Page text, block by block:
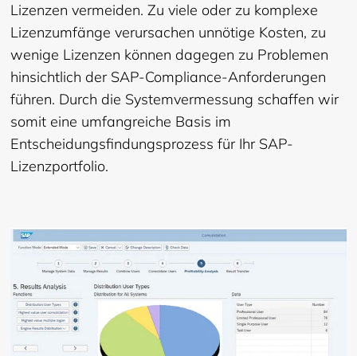
Lizenzen vermeiden. Zu viele oder zu komplexe
Lizenzumfänge verursachen unnötige Kosten, zu
wenige Lizenzen können dagegen zu Problemen
hinsichtlich der SAP-Compliance-Anforderungen
führen. Durch die Systemvermessung schaffen wir
somit eine umfangreiche Basis im
Entscheidungsfindungsprozess für Ihr SAP-
Lizenzportfolio.